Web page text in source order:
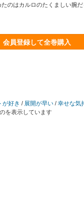
のはカルロのたくましい腕
会員登録して全巻購入
が好き / 展開が早い /幸せな気
を表示しています